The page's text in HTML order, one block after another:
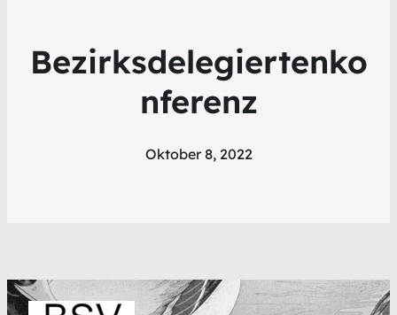
Bezirksdelegiertenko
nferenz
Oktober 8, 2022